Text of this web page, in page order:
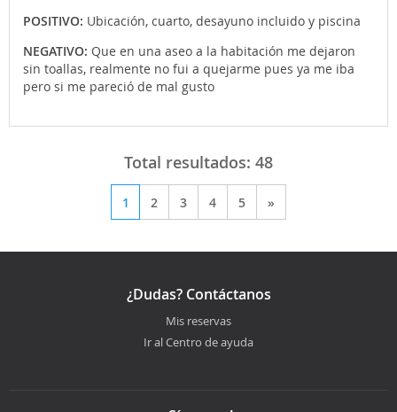
POSITIVO: Ubicación, cuarto, desayuno incluido y piscina
NEGATIVO: Que en una aseo a la habitación me dejaron
sin toallas, realmente no fui a quejarme pues ya me iba
pero si me pareció de mal gusto
Total resultados: 48
1 2 3 4 5 »
¿Dudas? Contáctanos
Mis reservas
Ir al Centro de ayuda